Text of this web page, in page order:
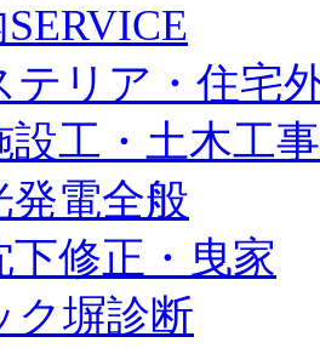
SERVICE
テリア・住宅
設工・土木工事
発電全般
下修正・曳家
ク塀診断